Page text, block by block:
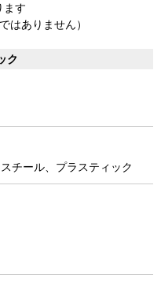
ます
はありません）
ク
チール、プラスティック